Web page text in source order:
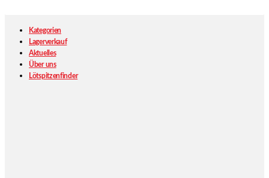
Kategorien
Lagerverkauf
Aktuelles
Über uns
Lötspitzenfinder